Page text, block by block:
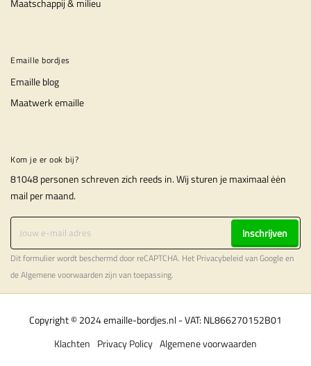
Maatschappij & milieu
Emaille bordjes
Emaille blog
Maatwerk emaille
Kom je er ook bij?
81048 personen schreven zich reeds in. Wij sturen je maximaal ėėn
mail per maand.
Inschrijven
Dit formulier wordt beschermd door reCAPTCHA. Het Privacybeleidvan Google en
deAlgemene voorwaardenzijn van toepassing.
Copyright © 2024 emaille-bordjes.nl - VAT: NL866270152B01
Algemene voorwaarden
Privacy Policy
Klachten